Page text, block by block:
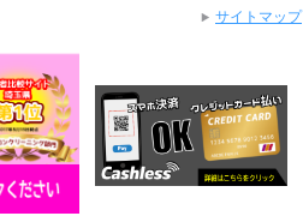
サイトマップ